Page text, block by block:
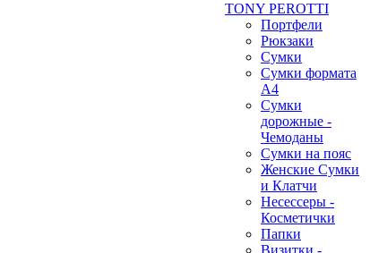
TONY PEROTTI
Портфели
Рюкзаки
Сумки
Сумки формата
А4
Сумки
дорожные -
Чемоданы
Сумки на пояс
Женские Сумки
и Клатчи
Несессеры -
Косметички
Папки
Визитки -
❄